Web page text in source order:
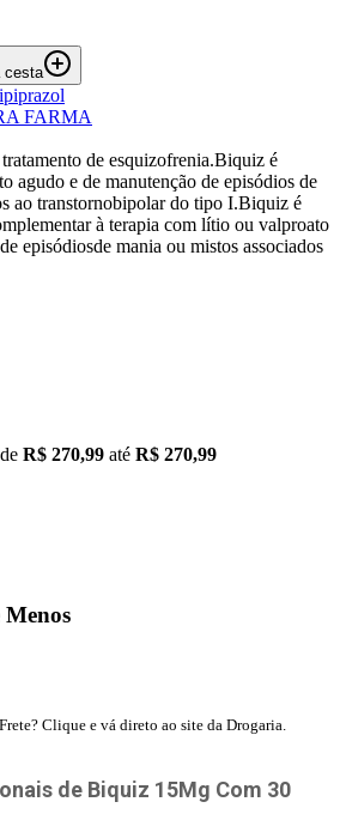
cesta
FARMA
de esquizofrenia.Biquiz é
agudo e de manutenção de episódios de
ao transtornobipolar do tipo I.Biquiz é
à terapia com lítio ou valproato
episódiosde mania ou mistos associados
R$ 270,99 até R$ 270,99
Menos
Clique e vá direto ao site da Drogaria.
de Biquiz 15Mg Com 30